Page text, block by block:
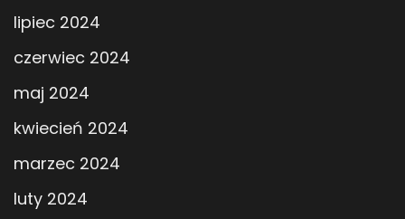
lipiec 2024
czerwiec 2024
maj 2024
kwiecień 2024
marzec 2024
luty 2024